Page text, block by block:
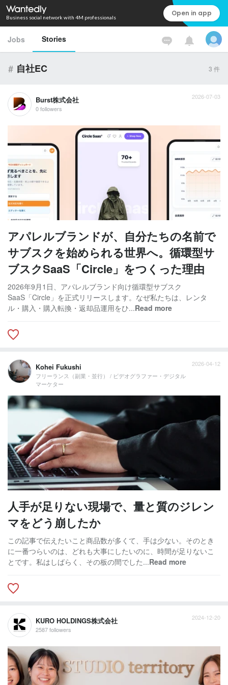
Business social network with 4M professionals Open in app
Jobs Stories
# 自社EC 3 件
Burst株式会社
0 followers
2026-07-03
アパレルブランドが、自分たちの名前で
サブスクを始められる世界へ。循環型サ
ブスクSaaS「Circle」をつくった理由
2026年9月1日、アパレルブランド向け循環型サブスク
SaaS「Circle」を正式リリースします。なぜ私たちは、レンタ
ル・購入・購入転換・返却品運用をひ...Read more
Kohei Fukushi
フリーランス（副業・並行） / ビデオグラファー・デジタル
マーケター
2026-04-12
人手が足りない現場で、量と質のジレン
マをどう崩したか
この記事で伝えたいこと商品数が多くて、手は少ない。そのとき
に一番つらいのは、どれも大事にしたいのに、時間が足りないこ
とです。私はしばらく、その板の間でした...Read more
KURO HOLDINGS株式会社
2587 followers
2024-12-20